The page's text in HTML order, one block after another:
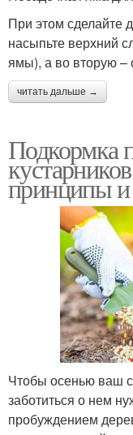
При этом сделайте
насыпьте верхний
ямы), а во вторую –
читать дальше →
Подкормка
принципы и
Чтобы осенью ваш
заботиться о нем
пробуждением